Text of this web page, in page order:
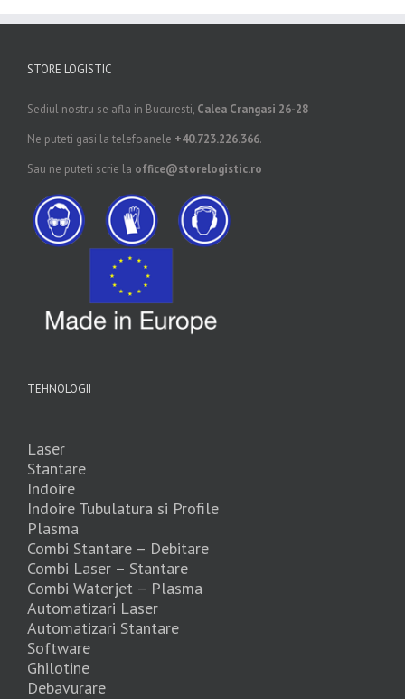
STORE LOGISTIC
Sediul nostru se afla in Bucuresti, Calea Crangasi 26-28
Ne puteti gasi la telefoanele +40.723.226.366.
Sau ne puteti scrie la office@storelogistic.ro
TEHNOLOGII
Laser
Stantare
Indoire
Indoire Tubulatura si Profile
Plasma
Combi Stantare – Debitare
Combi Laser – Stantare
Combi Waterjet – Plasma
Automatizari Laser
Automatizari Stantare
Software
Ghilotine
Debavurare